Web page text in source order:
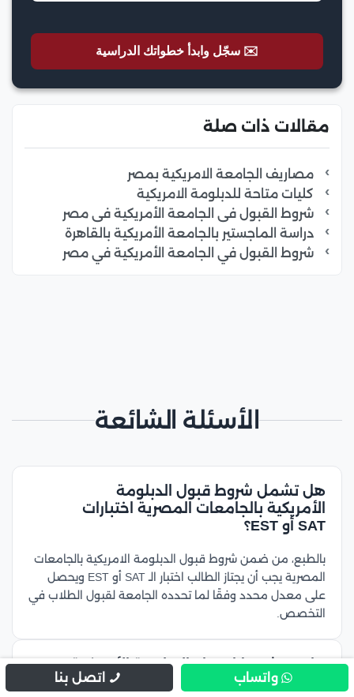
✉️ سجّل وابدأ خطواتك الدراسية
مقالات ذات صلة
مصاريف الجامعة الامريكية بمصر
كليات متاحة للدبلومة الامريكية
شروط القبول فى الجامعة الأمريكية فى مصر
دراسة الماجستير بالجامعة الأمريكية بالقاهرة
شروط القبول في الجامعة الأمريكية في مصر
الأسئلة الشائعة
هل تشمل شروط قبول الدبلومة
الأمريكية بالجامعات المصرية اختبارات
SAT أو EST؟
بالطبع، من ضمن شروط قبول الدبلومة الامريكية بالجامعات
المصرية يجب أن يجتاز الطالب اختبار الـ SAT أو EST ويحصل
على معدل محدد وفقًا لما تحدده الجامعة لقبول الطلاب في
التخصص.
ما هي شروط اعتماد الدبلومة الأمريكية
للدراسة في الجامعات المصرية للوافدين؟
واتساب اتصل بنا